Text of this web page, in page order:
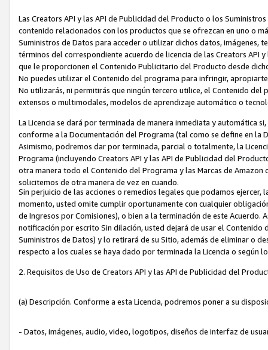
Las Creators API y las API de Publicidad del Producto o los
contenido relacionados con los productos que se ofrezcan en uno o
Suministros de Datos para acceder o utilizar dichos datos,
términos del correspondiente acuerdo de licencia de las Creators API
que le proporcionen el Contenido Publicitario del Producto desde
No puedes utilizar el Contenido del programa para infringir,
No utilizarás, ni permitirás que ningún tercero utilice, el Contenido
extensos o multimodales, modelos de aprendizaje automático o
La Licencia se dará por terminada de manera inmediata y automática
conforme a la Documentación del Programa (tal como se define en la
Asimismo, podremos dar por terminada, parcial o totalmente, la
Programa (incluyendo Creators API y las API de Publicidad del
otra manera todo el Contenido del Programa y las Marcas de
solicitemos de otra manera de vez en cuando.
Sin perjuicio de las acciones o remedios legales que podamos
momento, usted omite cumplir oportunamente con cualquier
de Ingresos por Comisiones), o bien a la terminación de este
notificación por escrito Sin dilación, usted dejará de usar el
Suministros de Datos) y lo retirará de su Sitio, además de eliminar o
respecto a los cuales se haya dado por terminada la Licencia o según
2. Requisitos de Uso de Creators API y las API de Publicidad del
(a) Descripción. Conforme a esta Licencia, podremos poner a su
- Datos, imágenes, audio, video, logotipos, diseños de interfaz de